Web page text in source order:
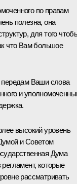
по правам
полезна, она
для того
что Вам большое
Ваши слова
и
высокий уровень
и Советом
Дума
которые
рассматривать